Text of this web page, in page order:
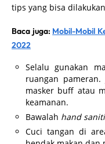
tips yang bisa
Baca juga: Mobil-Mobil
2022
Selalu gunakan
ruangan pameran.
masker buff atau
keamanan.
Bawalah hand
Cuci tangan di